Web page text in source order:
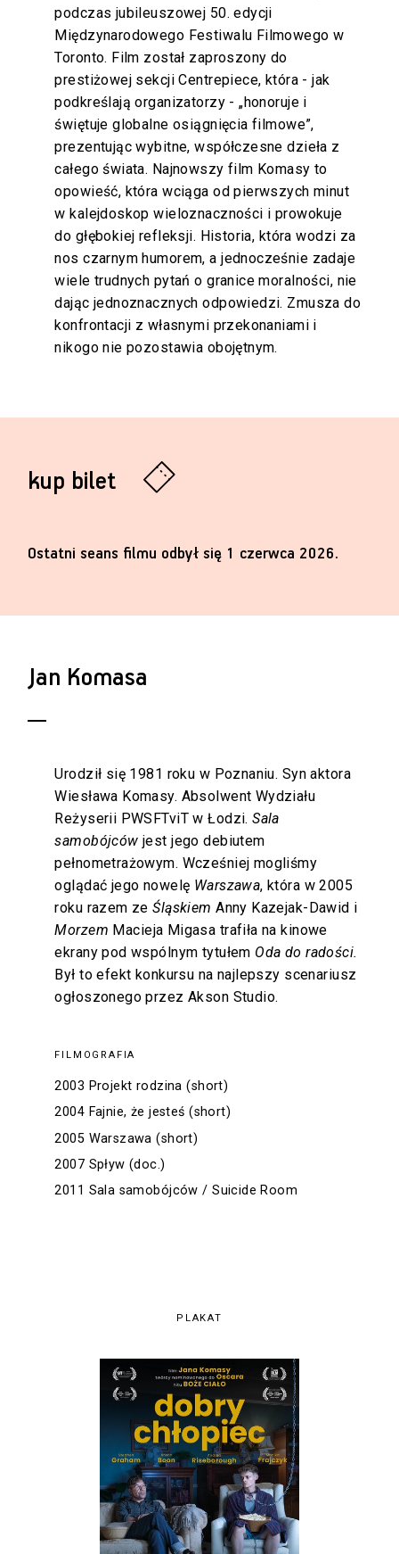
kup bilet
Ostatni seans filmu odbył się 1 czerwca 2026.
PLAKAT
podczas jubileuszowej 50. edycji
Międzynarodowego Festiwalu Filmowego w
Toronto. Film został zaproszony do
prestiżowej sekcji Centrepiece, która - jak
podkreślają organizatorzy - „honoruje i
świętuje globalne osiągnięcia filmowe”,
prezentując wybitne, współczesne dzieła z
całego świata. Najnowszy film Komasy to
opowieść, która wciąga od pierwszych minut
w kalejdoskop wieloznaczności i prowokuje
do głębokiej refleksji. Historia, która wodzi za
nos czarnym humorem, a jednocześnie zadaje
wiele trudnych pytań o granice moralności, nie
dając jednoznacznych odpowiedzi. Zmusza do
konfrontacji z własnymi przekonaniami i
nikogo nie pozostawia obojętnym.
Jan Komasa
Urodził się 1981 roku w Poznaniu. Syn aktora
Wiesława Komasy. Absolwent Wydziału
Reżyserii PWSFTviT w Łodzi.Sala
samobójcówjest jego debiutem
pełnometrażowym. Wcześniej mogliśmy
oglądać jego nowelę Warszawa, która w 2005
roku razem zeŚląskiemAnny Kazejak-Dawid i
Morzem Macieja Migasa trafiła na kinowe
ekrany pod wspólnym tytułem Oda do radości.
Był to efekt konkursu na najlepszy scenariusz
ogłoszonego przez Akson Studio.
FILMOGRAFIA
2003 Projekt rodzina (short)
2004 Fajnie, że jesteś (short)
2005 Warszawa (short)
2007 Spływ (doc.)
2011 Sala samobójców / Suicide Room